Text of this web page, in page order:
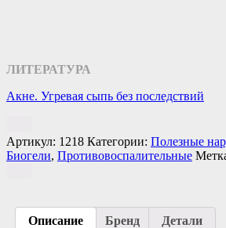
ЛИТЕРАТУРА
Акне. Угревая сыпь без последствий
Артикул: 1218 Категории: Полезные
Биогели, Противовоспалительные
Описание Бренд Детали